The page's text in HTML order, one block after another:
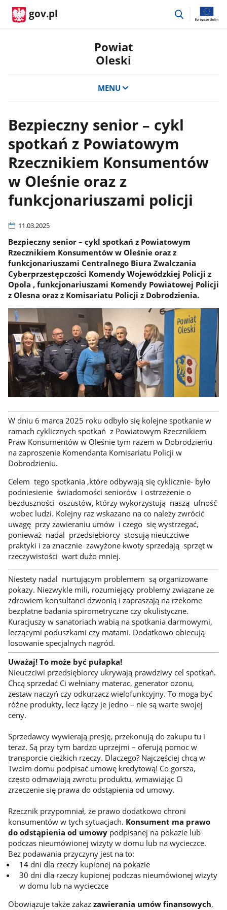
gov.pl
przejdź
Powiat
Oleski
MENU
Bezpieczny senior – cykl
spotkań z Powiatowym
Rzecznikiem Konsumentów
w Oleśnie oraz z
funkcjonariuszami policji
11.03.2025
Bezpieczny senior – cykl spotkań z Powiatowym
Rzecznikiem Konsumentów w Oleśnie oraz z
funkcjonariuszami Centralnego Biura Zwalczania
Cyberprzestępczości Komendy Wojewódzkiej Policji z
Opola , funkcjonariuszami Komendy Powiatowej Policji
z Olesna oraz z Komisariatu Policji z Dobrodzienia.
W dniu 6 marca 2025 roku odbyło się kolejne spotkanie w
ramach cyklicznych spotkań z Powiatowym Rzecznikiem
Praw Konsumentów w Oleśnie tym razem w Dobrodzieniu
na zaproszenie Komendanta Komisariatu Policji w
Dobrodzieniu.
Celem tego spotkania ,które odbywają się cyklicznie- było
podniesienie świadomości seniorów i ostrzeżenie o
bezduszności oszustów, którzy wykorzystują naszą ufność
wobec ludzi. Kolejny raz wskazano na co należy zwrócić
uwagę przy zawieraniu umów i czego się wystrzegać,
ponieważ nadal przedsiębiorcy stosują nieuczciwe
praktyki i za znacznie zawyżone kwoty sprzedają sprzęt w
rzeczywistości wart dużo mniej.
Niestety nadal nurtującym problemem są organizowane
pokazy. Niezwykle mili, rozumiejący problemy związane ze
zdrowiem konsultanci dzwonią i zapraszają na rzekome
bezpłatne badania spirometryczne czy okulistyczne.
Kuracjuszy w sanatoriach wabią na spotkania darmowymi,
leczącymi poduszkami czy matami. Dodatkowo obiecują
losowanie specjalnych nagród.
Uważaj! To może być pułapka!
Nieuczciwi przedsiębiorcy ukrywają prawdziwy cel spotkań.
Chcą sprzedać Ci wełniany materac, generator ozonu,
zestaw naczyń czy odkurzacz wielofunkcyjny. To mogą być
różne produkty, lecz łączy je jedno – nie są warte swojej
ceny.
Sprzedawcy wywierają presję, przekonują do zakupu tu i
teraz. Są przy tym bardzo uprzejmi – oferują pomoc w
transporcie ciężkich rzeczy. Dlaczego? Najczęściej chcą w
Twoim domu podpisać umowę kredytową! Co gorsza,
często odmawiają zwrotu produktu, wmawiając Ci
zrzeczenie się prawa do odstąpienia od umowy.
Rzecznik przypomniał, że prawo dodatkowo chroni
konsumentów w tych sytuacjach. Konsument ma prawo
do odstąpienia od umowypodpisanej na pokazie lub
podczas nieumówionej wizyty w domu lub na wycieczce.
Bez podawania przyczyny jest na to:
14 dni dla rzeczy kupionej na pokazie
30 dni dla rzeczy kupionej podczas nieumówionej wizyty
w domu lub na wycieczce
Obowiązuje także zakaz zawierania umów finansowych,